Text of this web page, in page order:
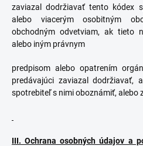
zaviazal dodržiavať tento kódex
alebo viacerým osobitným
obchodným odvetviam, ak tieto
alebo iným právnym
predpisom alebo opatrením
predávajúci zaviazal dodržiavať,
spotrebiteľ s nimi oboznámiť, alebo
III. Ochrana osobných údajov a